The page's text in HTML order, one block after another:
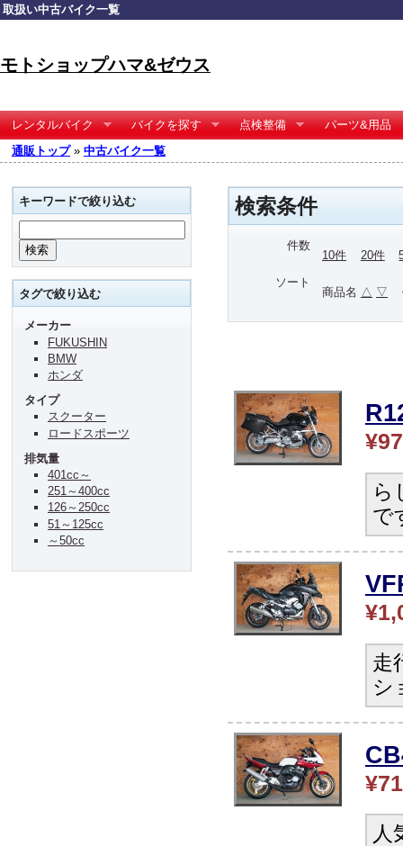
取扱い中古バイク一覧
モトショップハマ&ゼウス
レンタルバイク バイクを探す 点検整備
パーツ&用品
通販トップ» 中古バイク一覧
検索条件
件数
10件 20件
ソート
商品名 △ ▽
ら
で
走
シ
人
キーワードで絞り込む
タグで絞り込む
メーカー
FUKUSHIN
BMW
ホンダ
タイプ
スクーター
ロードスポーツ
排気量
401cc～
251～400cc
126～250cc
51～125cc
～50cc